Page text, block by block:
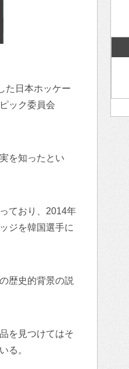
た日本ホッケー
ック委員会
を知ったとい
ており、2014年
ジを韓国選手に
歴史的背景の説
を見つけてはそ
る。